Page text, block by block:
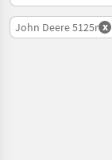
John Deere 5125r x